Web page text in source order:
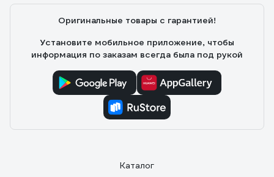
Оригинальные товары с гарантией!
Установите мобильное приложение, чтобы
информация по заказам всегда была под рукой
Каталог